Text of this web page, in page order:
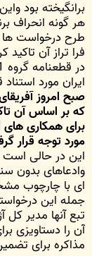
برانگیخته بود
هر گونه انحراف
طرح درخواست ها
فرا تراز آن تاکید
ایران مورد
صبح امروز
که بر اساس آن
برای همکاری های
مورد توجه قرار
این در حالی است
وادعاهای بدون
ای با چارچوب
جمله این
تبع آنها مدیر کل
آن را دستاویزی
مذاکره برای